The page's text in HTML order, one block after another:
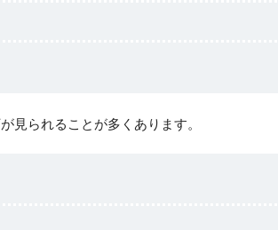
見られることが多くあります。